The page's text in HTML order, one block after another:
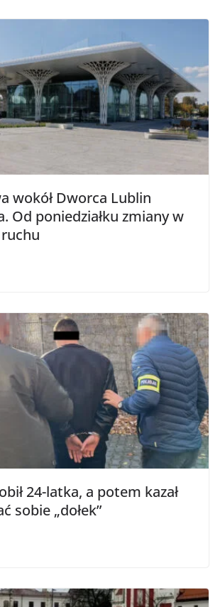
wokół Dworca Lublin
Od poniedziałku zmiany w
24-latka, a potem kazał
sobie „dołek”